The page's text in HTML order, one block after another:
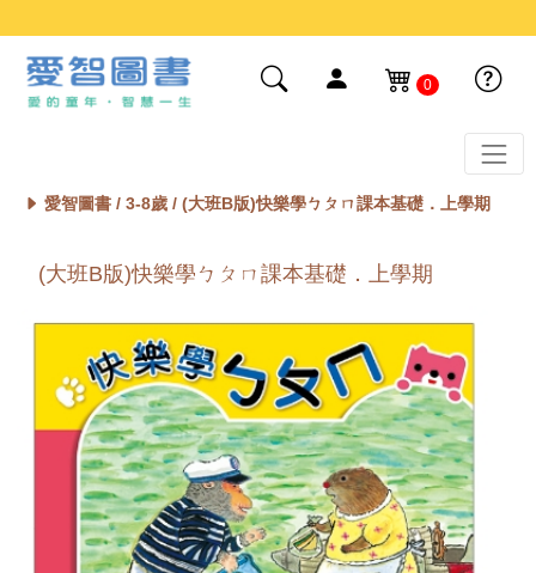
0
愛智圖書 / 3-8歲/ (大班B版)快樂學ㄅㄆㄇ課本基礎．上學期
(大班B版)快樂學ㄅㄆㄇ課本基礎．上學期